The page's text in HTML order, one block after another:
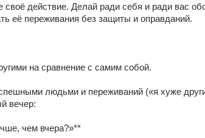
действие. Делай ради себя и ради вас
её переживания без защиты и оправданий.
на сравнение с самим собой.
людьми и переживаний («я хуже
вечер:
чем вчера?»**